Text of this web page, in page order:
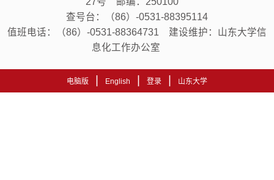
查号台：（86）-0531-88395114
值班电话：（86）-0531-88364731 建设维护：山东大学信
息化工作办公室
电脑版 English 登录 山东大学